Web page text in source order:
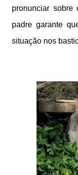
pronunciar
padre garante
situação nos